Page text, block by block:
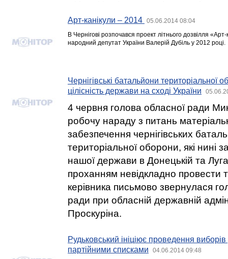
Арт-канікули – 2014 05.06.2014 08:04
В Чернігові розпочався проект літнього дозвілля
народний депутат України Валерій Дубіль у 2012 році.
Чернігівські батальйони територіальної
цілісність держави на сході України
4 червня голова обласної ради
робочу нараду з питань
забезпечення чернігівських
територіальної оборони, які нині
нашої держави в Донецькій та
проханням невідкладно провести
керівника письмово звернулася
ради при обласній державній
Проскуріна.
Рудьковський ініціює проведення
партійними списками
04.06.2014 09:48